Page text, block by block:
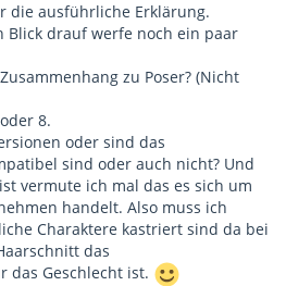
die ausführliche Erklärung.
Blick drauf werfe noch ein paar
zu Poser? (Nicht
8.
oder sind das
sind oder auch nicht? Und
vermute ich mal das es sich um
handelt. Also muss ich
Charaktere kastriert sind da bei
das
das Geschlecht ist.